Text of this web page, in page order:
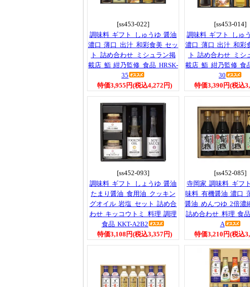
[ss453-022]
調味料 ギフト しゅうゆ 醤油
濃口 薄口 出汁 和彩食美 セッ
ト 詰め合わせ ミシュラン掲
載店 鮨 紺乃監修 食品 HRSK-
35
特価3,955円(税込4,272円)
[ss453-014]
調味料 ギフト しゅ
濃口 薄口 出汁 和彩
ト 詰め合わせ ミシ
載店 鮨 紺乃監修 食
30
特価3,390円(税込
[ss452-093]
調味料 ギフト しょうゆ 醤油
たまり醤油 食用油 クッキン
グオイル 岩塩 セット 詰め合
わせ キッコウトミ 料理 調理
食品 KKT-A2B2
特価3,108円(税込3,357円)
[ss452-085]
寺岡家 調味料 ギフ
味料 有機醤油 濃口
醤油 めんつゆ 2倍濃
詰め合わせ 料理 食
A
特価3,210円(税込